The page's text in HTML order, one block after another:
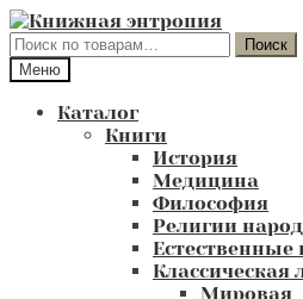
Перейти
к
навигации
Перейти
к
содержимому
Искать:
Поиск
Меню
Каталог
Книги
История
Медицина
Философия
Религии
Естественные
Классическая
Мировая